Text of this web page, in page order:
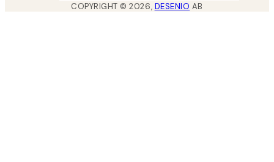
COPYRIGHT ©2026, DESENIO AB